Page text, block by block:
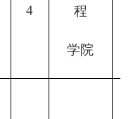
4
程
学院